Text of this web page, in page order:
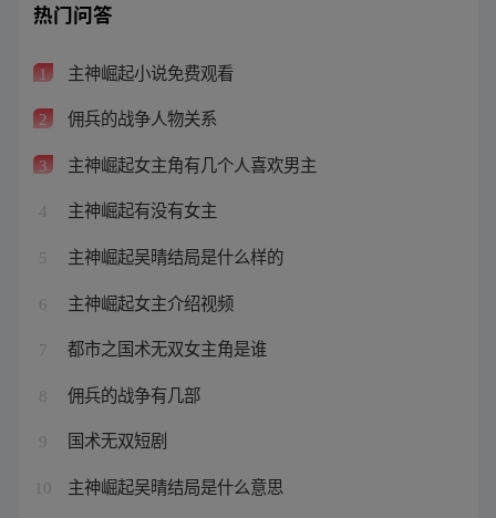
热门问答
1 主神崛起小说免费观看
2 佣兵的战争人物关系
3 主神崛起女主角有几个人喜欢男主
4 主神崛起有没有女主
5 主神崛起吴晴结局是什么样的
6 主神崛起女主介绍视频
7 都市之国术无双女主角是谁
8 佣兵的战争有几部
9 国术无双短剧
10 主神崛起吴晴结局是什么意思